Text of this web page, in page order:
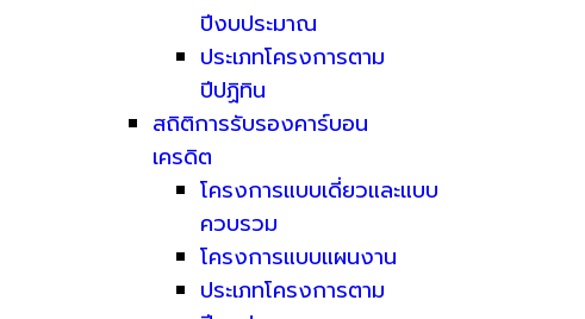
ปีงบประมาณ
ประเภทโครงการตาม
ปีปฏิทิน
สถิติการรับรองคาร์บอน
เครดิต
โครงการแบบเดี่ยวและแบบ
ควบรวม
โครงการแบบแผนงาน
ประเภทโครงการตาม